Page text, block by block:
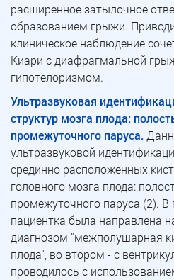
расширенное затылочное
образованием грыжи.
клиническое наблюдение
Киари с диафрагмальной
гипотелоризмом.
Ультразвуковая
структур мозга плода:
промежуточного паруса.
ультразвуковой
срединно расположенных
головного мозга плода:
промежуточного паруса (2). В
пациентка была направлена
диагнозом "межполушарная
плода", во втором - с
проводилось с